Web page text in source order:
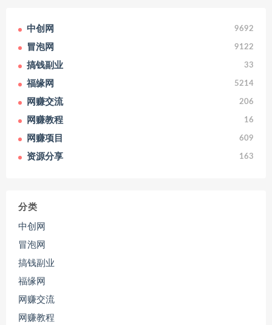
中创网 9692
冒泡网 9122
搞钱副业 33
福缘网 5214
网赚交流 206
网赚教程 16
网赚项目 609
资源分享 163
分类
中创网
冒泡网
搞钱副业
福缘网
网赚交流
网赚教程